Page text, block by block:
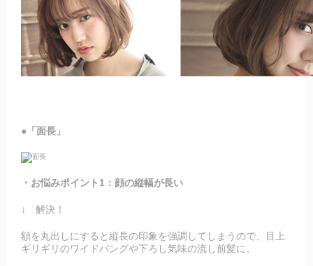
●「面長」
・お悩みポイント1：顔の縦幅が長い
↓ 解決！
額を丸出しにすると縦長の印象を強調してしまうので、目上
ギリギリのワイドバングや下ろし気味の流し前髪に。